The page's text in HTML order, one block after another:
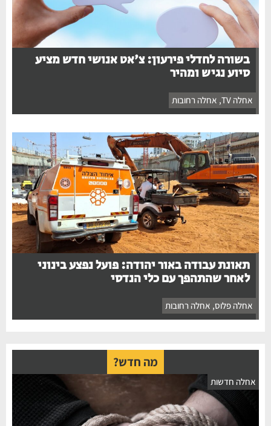
בשורה לחדלי פירעון: צ'אט אנושי חדש מציע
סיוע נגיש ומהיר
אחלה TV , אחלה רחובות
תאונת עבודה באור יהודה: פועל נפצע בינוני
לאחר שהתהפך עם כלי הנדסי
אחלה פלוס, אחלה רחובות
מה חדש?
אחלה חדשות